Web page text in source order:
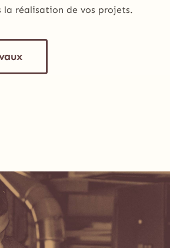
la réalisation de vos projets.